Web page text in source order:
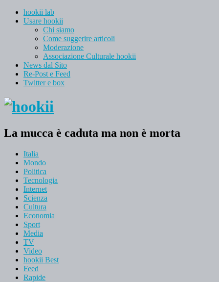
hookii lab
Usare hookii
Chi siamo
Come suggerire articoli
Moderazione
Associazione Culturale hookii
News dal Sito
Re-Post e Feed
Twitter e box
La mucca è caduta ma non è morta
Italia
Mondo
Politica
Tecnologia
Internet
Scienza
Cultura
Economia
Sport
Media
TV
Video
hookii Best
Feed
Rapide